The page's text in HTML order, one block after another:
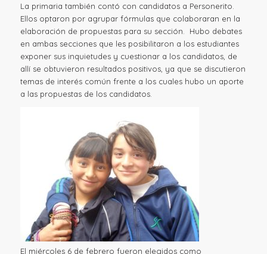
La primaria también contó con candidatos a Personerito.
Ellos optaron por agrupar fórmulas que colaboraran en la
elaboración de propuestas para su sección. Hubo debates
en ambas secciones que les posibilitaron a los estudiantes
exponer sus inquietudes y cuestionar a los candidatos, de
allí se obtuvieron resultados positivos, ya que se discutieron
temas de interés común frente a los cuales hubo un aporte
a las propuestas de los candidatos.
El miércoles 6 de febrero fueron elegidos como